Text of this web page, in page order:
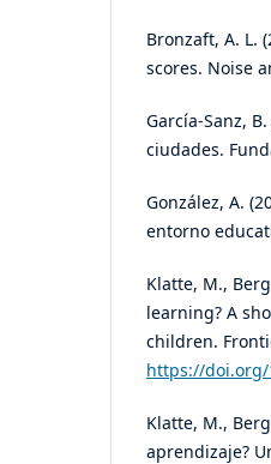
Bronzaft, A. L.
scores. Noise
García-Sanz,
ciudades.
González, A.
entorno
Klatte, M.,
learning? A
children.
https://doi.org/
Klatte, M.,
aprendizaje?